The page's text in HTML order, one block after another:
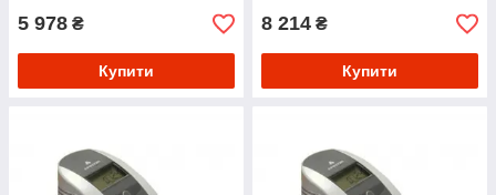
5 978 ₴
Купити
8 214 ₴
Купити